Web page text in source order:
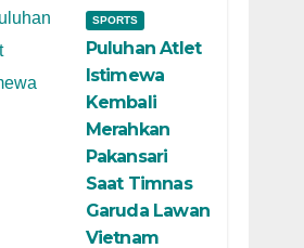
SPORTS
Puluhan Atlet
Istimewa
Kembali
Merahkan
Pakansari
Saat Timnas
Garuda Lawan
Vietnam